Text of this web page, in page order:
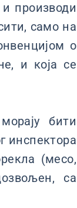
производи
само на
о
и која се
бити
инспектора
(месо,
са